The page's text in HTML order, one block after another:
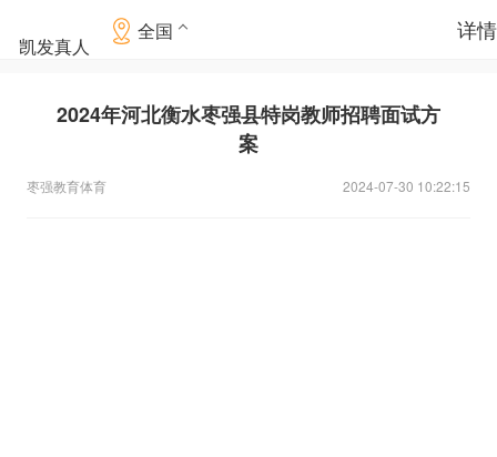
凯发真人
全国 详情
2024年河北衡水枣强县特岗教师招聘面试方
案
枣强教育体育 2024-07-30 10:22:15